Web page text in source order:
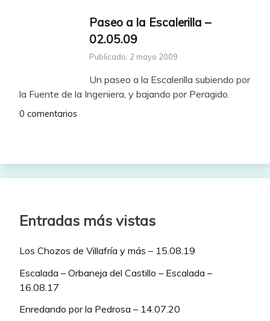
Paseo a la Escalerilla –
02.05.09
Publicado: 2 mayo 2009
Un paseo a la Escalerilla subiendo por
la Fuente de la Ingeniera, y bajando por Peragido.
0 comentarios
Entradas más vistas
Los Chozos de Villafría y más – 15.08.19
Escalada – Orbaneja del Castillo – Escalada –
16.08.17
Enredando por la Pedrosa – 14.07.20